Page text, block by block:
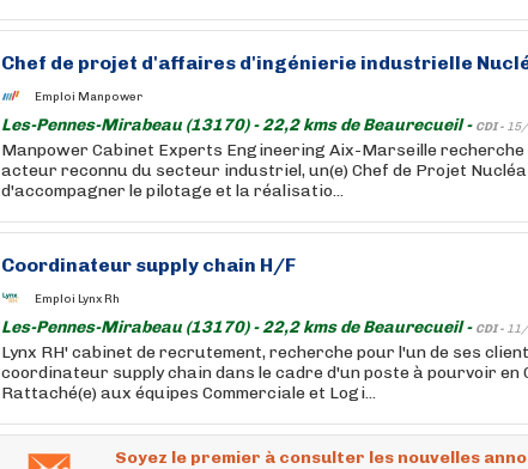
Chef de projet d'affaires d'ingénierie industrielle
Emploi Manpower
Les-Pennes-Mirabeau (13170) - 22,2 kms de Beaurecueil - CDI -
Manpower Cabinet Experts Engineering Aix-Marseille recherche
acteur reconnu du secteur industriel, un(e) Chef de Projet
d'accompagner le pilotage et la réalisatio...
Coordinateur supply chain H/F
Emploi Lynx Rh
Les-Pennes-Mirabeau (13170) - 22,2 kms de Beaurecueil - CDI -
Lynx RH' cabinet de recrutement, recherche pour l'un de ses
coordinateur supply chain dans le cadre d'un poste à pourvoir en
Rattaché(e) aux équipes Commerciale et Logi...
Soyez le premier à consulter les nouvelles